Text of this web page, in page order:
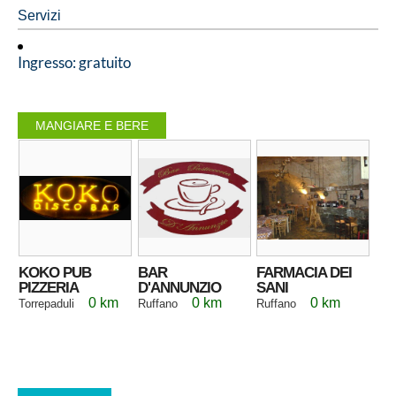
Servizi
Ingresso: gratuito
MANGIARE E BERE
KOKO PUB
PIZZERIA
Torrepaduli 0 km
BAR
D'ANNUNZIO
Ruffano 0 km
FARMACIA DEI
SANI
Ruffano 0 km